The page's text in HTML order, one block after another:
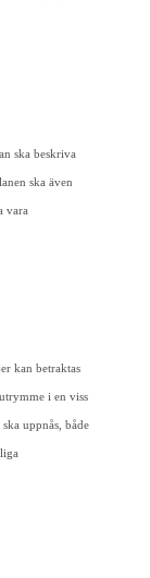
ska beskriva
ska även
vara
kan betraktas
i en viss
uppnås, både